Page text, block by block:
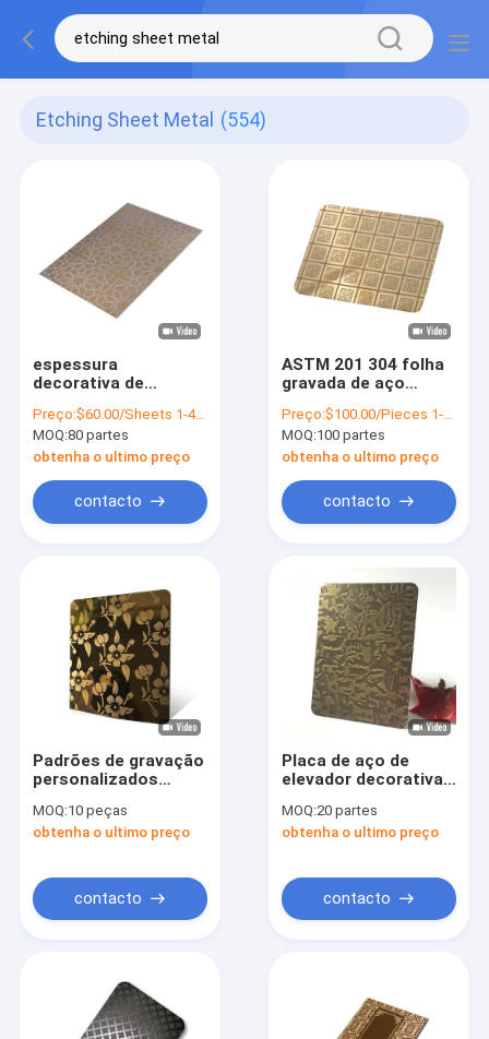
Etching Sheet Metal (554)
espessura
decorativa de
forte de aço
inoxidável das placas
3mm da chapa
metálica 4x8
Preço:$60.00/Sheets 1-49 Sheets
MOQ:80 partes
obtenha o ultimo preço
contacto
ASTM 201 304 folha
gravada de aço
inoxidável decorativa
dos painéis 4x8
Preço:$100.00/Pieces 1-9 Pieces
MOQ:100 partes
obtenha o ultimo preço
contacto
Padrões de gravação
personalizados
inoxidável Metal 0,3
mm de espessura
MOQ:10 peças
obtenha o ultimo preço
contacto
Placa de aço de
elevador decorativa
colorido PVD 201 304
316 Chapa de
MOQ:20 partes
obtenha o ultimo preço
contacto